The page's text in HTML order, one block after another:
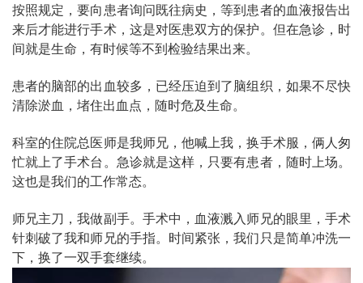
按照规定，要向患者询问既往病史，等到患者的血液报告出
来后才能进行手术，这是对医患双方的保护。但在急诊，时
间就是生命，有时候等不到检验结果出来。
患者的脑部的出血较多，已经压迫到了脑组织，如果不尽快
清除淤血，堵住出血点，随时危及生命。
科室的住院总医师是我师兄，他喊上我，换手术服，俩人匆
忙就上了手术台。急诊就是这样，只要有患者，随时上场。
这也是我们的工作常态。
师兄主刀，我做副手。手术中，血液溅入师兄的眼里，手术
针刺破了我和师兄的手指。时间紧张，我们只是简单冲洗一
下，换了一双手套继续。